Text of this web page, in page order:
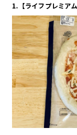
1.【ライフプレミア